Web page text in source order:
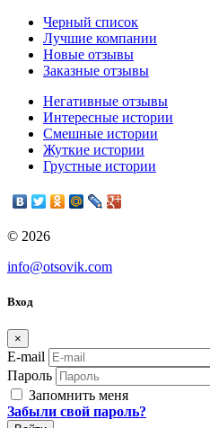
Черный список
Лучшие компании
Новые отзывы
Заказные отзывы
Негативные отзывы
Интересные истории
Смешные истории
Жуткие истории
Грустные истории
© 2026
info@otsovik.com
Вход
×
E-mail
Пароль
Запомнить меня
Забыли свой пароль?